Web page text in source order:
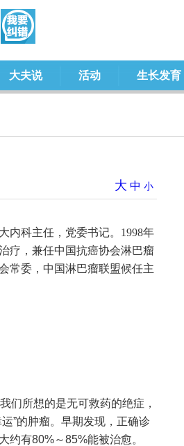
大夫说 活动 生长发育
大 中 小
内科主任，党委书记。1998年
疗，兼任中国抗癌协会淋巴瘤
常委，中国淋巴瘤联盟候任主
们所想的是无可救药的绝症，
”的肿瘤。早期发现，正确诊
约有80%～85%能被治愈。